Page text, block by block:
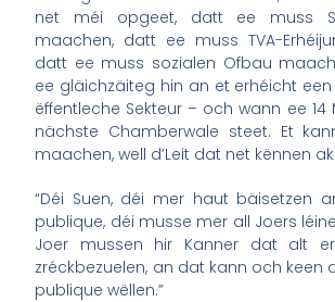
net méi opgeet, datt ee muss
maachen, datt ee muss TVA-
datt ee muss sozialen Ofbau
ee gläichzäiteg hin an et erhéicht een
ëffentleche Sekteur – och wann ee 14
nächste Chamberwale steet. Et
maachen, well d’Leit dat net kënnen
“Déi Suen, déi mer haut bäisetzen
publique, déi musse mer all Joers léine
Joer mussen hir Kanner dat alt
zréckbezuelen, an dat kann och keen
publique wëllen.”